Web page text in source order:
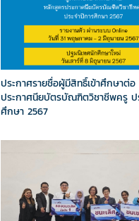
ประกาศรายชื่อผู้มีสิทธิ์เข้าศึกษาต่
ประกาศนียบัตรบัณฑิตวิชาชีพครู ป
ศึกษา 2567